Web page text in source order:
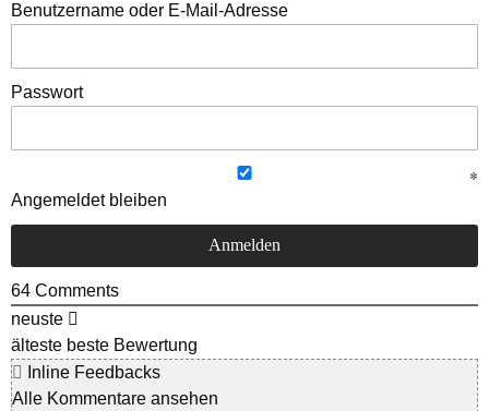
Benutzername oder E-Mail-Adresse
Passwort
Angemeldet bleiben
64 Comments
neuste
älteste beste Bewertung
Inline Feedbacks
Alle Kommentare ansehen